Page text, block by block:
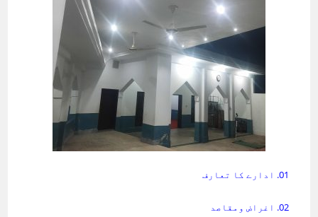
01. ادارے کا تعارف
02. اغراض ومقاصد